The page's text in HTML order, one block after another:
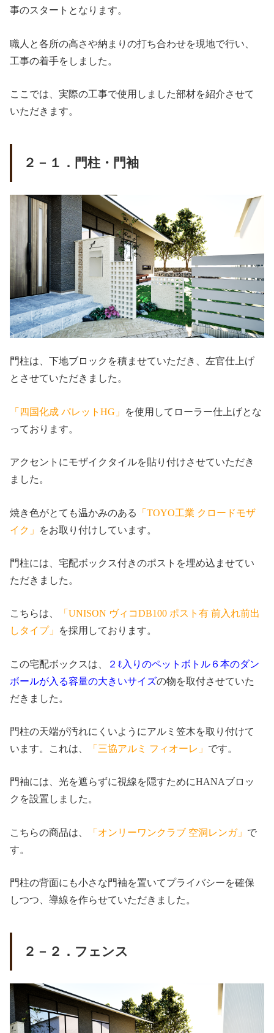
事のスタートとなります。
職人と各所の高さや納まりの打ち合わせを現地で行い、
工事の着手をしました。
ここでは、実際の工事で使用しました部材を紹介させて
いただきます。
２－１．門柱・門袖
門柱は、下地ブロックを積ませていただき、左官仕上げ
とさせていただきました。
「四国化成 パレットHG」 を使用してローラー仕上げとな
っております。
アクセントにモザイクタイルを貼り付けさせていただき
ました。
焼き色がとても温かみのある 「TOYO工業 クロードモザ
イク」 をお取り付けしています。
門柱には、宅配ボックス付きのポストを埋め込ませてい
ただきました。
こちらは、
「UNISON ヴィコDB100 ポスト有 前入れ前出
しタイプ」 を採用しております。
この宅配ボックスは、
２ℓ入りのペットボトル６本のダン
ボールが入る容量の大きいサイズの物を取付させていた
だきました。
門柱の天端が汚れにくいようにアルミ笠木を取り付けて
います。これは、
「三協アルミ フィオーレ」 です。
門袖には、光を遮らずに視線を隠すためにHANAブロッ
クを設置しました。
こちらの商品は、 「オンリーワンクラブ 空洞レンガ」 で
す。
門柱の背面にも小さな門袖を置いてプライバシーを確保
しつつ、導線を作らせていただきました。
２－２．フェンス